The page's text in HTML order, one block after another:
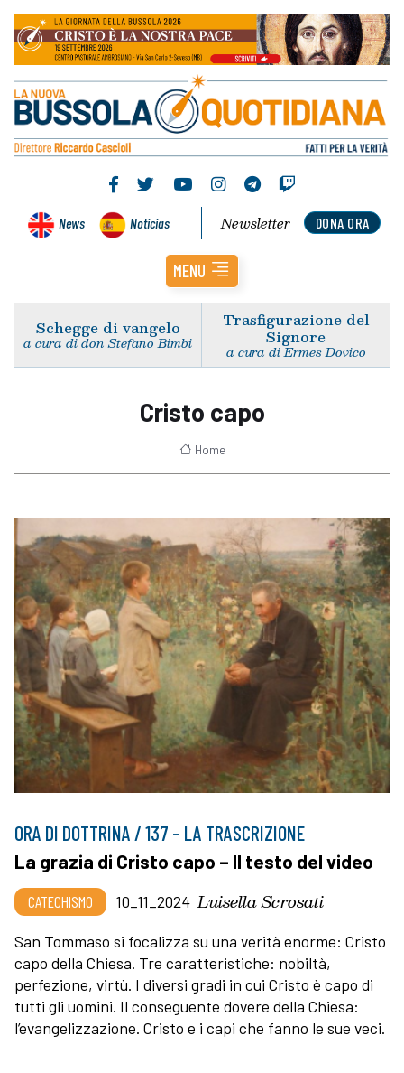
News Noticias DONA ORA
Newsletter
MENU
Schegge di vangelo
a cura di don Stefano Bimbi
Trasfigurazione del
Signore
a cura di Ermes Dovico
Cristo capo
Home
ORA DI DOTTRINA / 137 – LA TRASCRIZIONE
La grazia di Cristo capo – Il testo del video
CATECHISMO 10_11_2024 Luisella Scrosati
San Tommaso si focalizza su una verità enorme: Cristo
capo della Chiesa. Tre caratteristiche: nobiltà,
perfezione, virtù. I diversi gradi in cui Cristo è capo di
tutti gli uomini. Il conseguente dovere della Chiesa:
l’evangelizzazione. Cristo e i capi che fanno le sue veci.